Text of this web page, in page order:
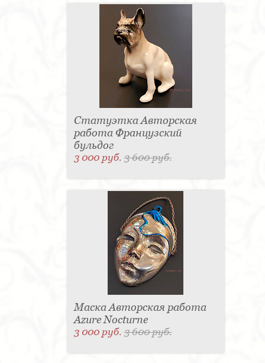
Статуэтка Авторская
работа Французский
бульдог
3 000 руб.3 600 руб.
Маска Авторская работа
Azure Nocturne
3 000 руб.3 600 руб.